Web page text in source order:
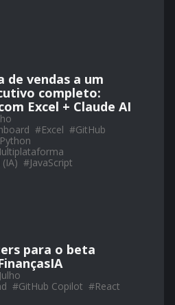
de vendas a um
completo:
Excel + Claude AI
#Excel #GitHub
Python
#JavaScript
para o beta
#GitHub Copilot #React